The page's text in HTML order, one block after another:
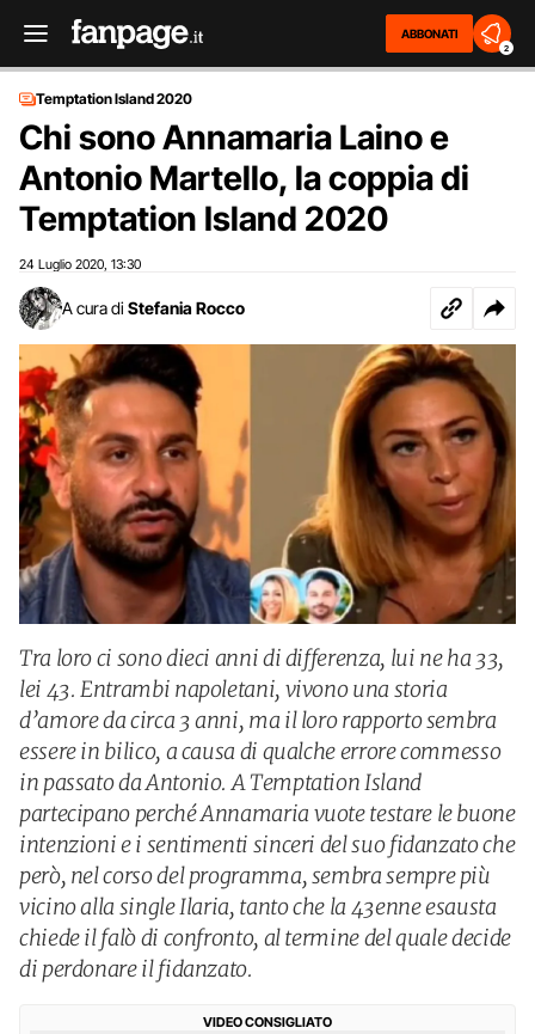
ABBONATI
2
Temptation Island 2020
Chi sono Annamaria Laino e
Antonio Martello, la coppia di
Temptation Island 2020
24 Luglio 2020 13:30
A cura di Stefania Rocco
Tra loro ci sono dieci anni di differenza, lui ne ha 33,
lei 43. Entrambi napoletani, vivono una storia
d’amore da circa 3 anni, ma il loro rapporto sembra
essere in bilico, a causa di qualche errore commesso
in passato da Antonio. A Temptation Island
partecipano perché Annamaria vuote testare le buone
intenzioni e i sentimenti sinceri del suo fidanzato che
però, nel corso del programma, sembra sempre più
vicino alla single Ilaria, tanto che la 43enne esausta
chiede il falò di confronto, al termine del quale decide
di perdonare il fidanzato.
VIDEO CONSIGLIATO